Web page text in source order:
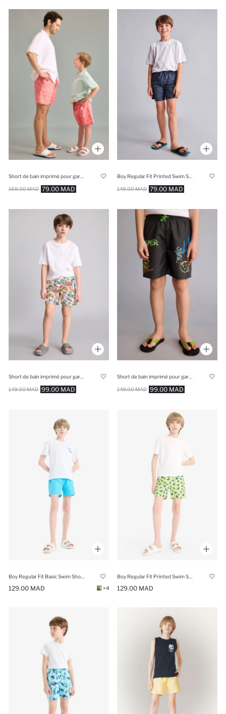
79.00 MAD
169.00 MAD 79.00 MAD
149.00 MAD
99.00 MAD
149.00 MAD 99.00 MAD
149.00 MAD
129.00 MAD +4 129.00 MAD